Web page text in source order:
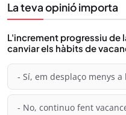
La teva opinió importa
L'increment progressiu de
canviar els hàbits de
- Sí, em desplaço menys
- No, continuo fent